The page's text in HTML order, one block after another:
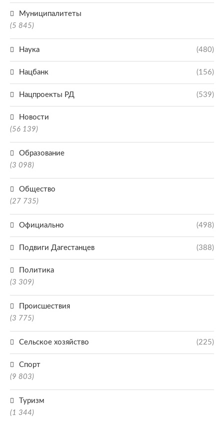
Муниципалитеты
(5 845)
Наука (480)
Нацбанк (156)
Нацпроекты РД (539)
Новости
(56 139)
Образование
(3 098)
Общество
(27 735)
Официально (498)
Подвиги Дагестанцев (388)
Политика
(3 309)
Происшествия
(3 775)
Сельское хозяйство (225)
Спорт
(9 803)
Туризм
(1 344)